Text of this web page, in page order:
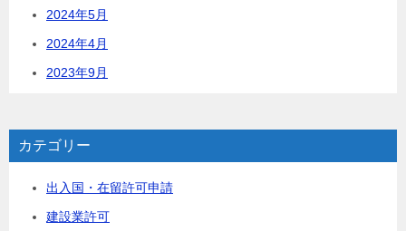
2024年5月
2024年4月
2023年9月
カテゴリー
出入国・在留許可申請
建設業許可